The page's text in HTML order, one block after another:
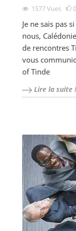
1577Vues 0
Je ne sais pas
nous,
de rencontres
vous
of Tinde
Lire la suite !